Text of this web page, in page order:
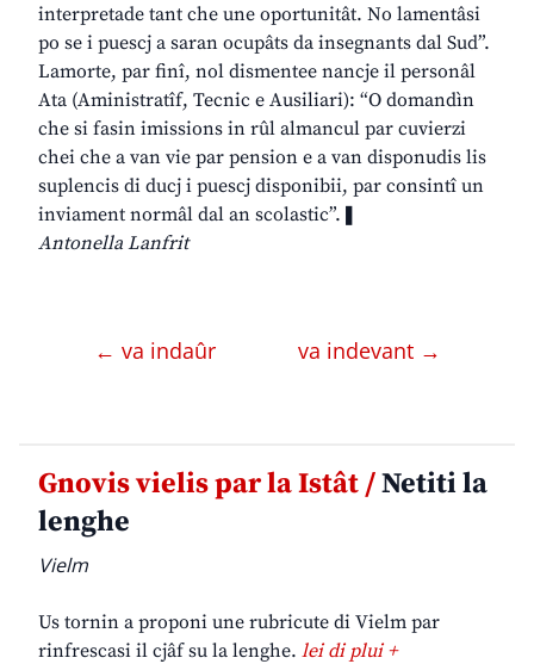
interpretade tant che une oportunitât. No lamentâsi
po se i puescj a saran ocupâts da insegnants dal Sud”.
Lamorte, par finî, nol dismentee nancje il personâl
Ata (Aministratîf, Tecnic e Ausiliari): “O domandìn
che si fasin imissions in rûl almancul par cuvierzi
chei che a van vie par pension e a van disponudis lis
suplencis di ducj i puescj disponibii, par consintî un
inviament normâl dal an scolastic”.❚
Antonella Lanfrit
← va indaûr va indevant →
Gnovis vielis par la Istât /Netiti la
lenghe
Vielm
Us tornin a proponi une rubricute di Vielm par
rinfrescasi il cjâf su la lenghe. lei di plui +